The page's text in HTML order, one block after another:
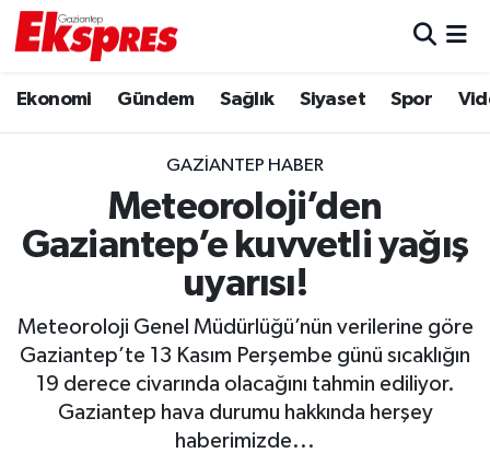
Ekonomi Gündem Sağlık Siyaset Spor
GAZIANTEP HABER
Meteoroloji’den
Gaziantep’e kuvvetli yağış
uyarısı!
Meteoroloji Genel Müdürlüğü’nün verilerine göre
Gaziantep’te 13 Kasım Perşembe günü sıcaklığın
19 derece civarında olacağını tahmin ediliyor.
Gaziantep hava durumu hakkında herşey
haberimizde...
Ekonomi
Gaziantep son dakika
Genel
Haberler
Kültür Sanat
Trafik Durumu
Puan Durumu ve Fikstür
Tüm Manşetler
Son Dakika Haberleri
Haber Arşivi